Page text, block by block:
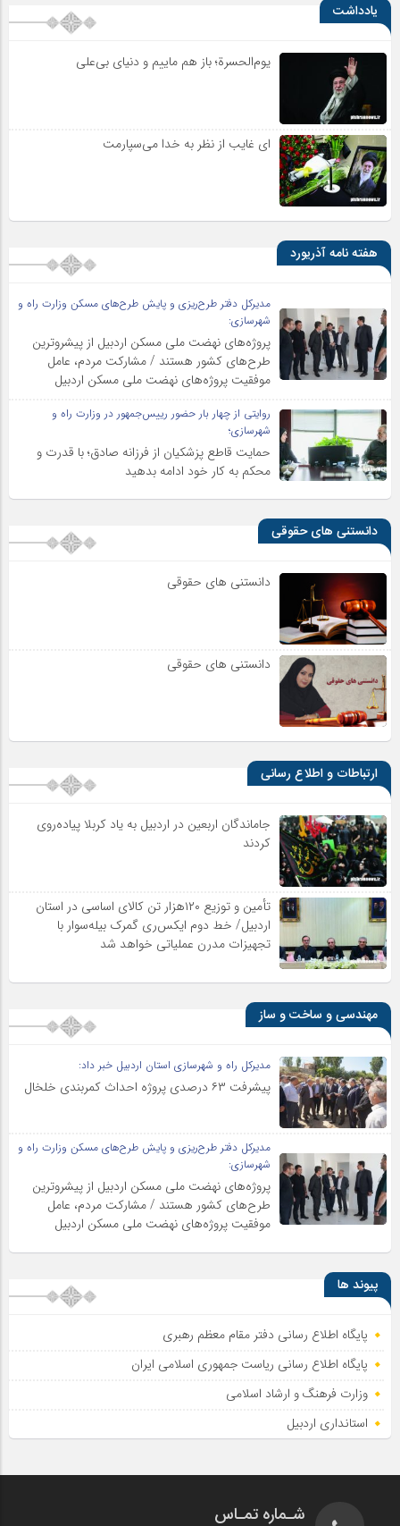
یادداشت
یوم‌الحسرة؛ باز هم ماییم و دنیای بی‌علی
ای غایب از نظر به خدا می‌سپارمت
هفته نامه آذریورد
مدیرکل دفتر طرح‌ریزی و پایش طرح‌های مسکن وزارت راه و
شهرسازی:
پروژه‌های نهضت ملی مسکن اردبیل از پیشروترین
طرح‌های کشور هستند / مشارکت مردم، عامل
موفقیت پروژه‌های نهضت ملی مسکن اردبیل
روایتی از چهار بار حضور رییس‌جمهور در وزارت راه و
شهرسازی؛
حمایت قاطع پزشکیان از فرزانه صادق؛ با قدرت و
محکم به کار خود ادامه بدهید
دانستنی های حقوقی
دانستنی های حقوقی
دانستنی های حقوقی
ارتباطات و اطلاع رسانی
جاماندگان اربعین در اردبیل به یاد کربلا پیاده‌روی
کردند
تأمین و توزیع ۱۲۰هزار تن کالای اساسی در استان
اردبیل/ خط دوم ایکس‌ری گمرک بیله‌سوار با
تجهیزات مدرن عملیاتی خواهد شد
مهندسی و ساخت و ساز
مدیرکل راه و شهرسازی استان اردبیل خبر داد:
پیشرفت ۶۳ درصدی پروژه احداث کمربندی خلخال
مدیرکل دفتر طرح‌ریزی و پایش طرح‌های مسکن وزارت راه و
شهرسازی:
پروژه‌های نهضت ملی مسکن اردبیل از پیشروترین
طرح‌های کشور هستند / مشارکت مردم، عامل
موفقیت پروژه‌های نهضت ملی مسکن اردبیل
پیوند ها
پایگاه اطلاع رسانی دفتر مقام معظم رهبری
پایگاه اطلاع‌ رسانی ریاست‌ جمهوری اسلامی ایران
وزارت فرهنگ و ارشاد اسلامی
استانداری اردبیل
شـماره تمـاس